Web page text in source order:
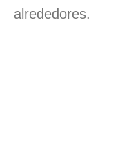
alrededores.